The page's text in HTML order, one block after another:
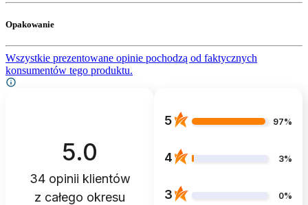
Opakowanie
Wszystkie prezentowane opinie pochodzą od faktycznych
konsumentów tego produktu.
5.0
34opinii klientów
z całego okresu
5 97%
4 3%
3 0%